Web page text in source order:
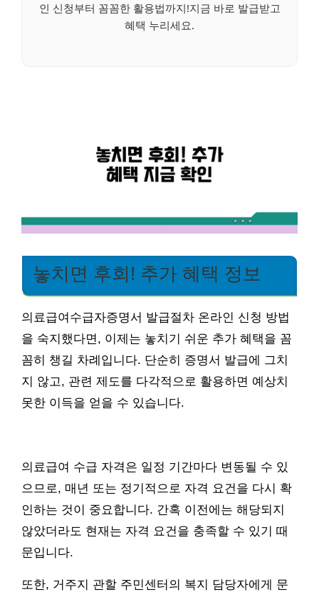
인 신청부터 꼼꼼한 활용법까지!지금 바로 발급받고
혜택 누리세요.
놓치면 후회! 추가 혜택 정보
의료급여수급자증명서 발급절차 온라인 신청 방법
을 숙지했다면, 이제는 놓치기 쉬운 추가 혜택을 꼼
꼼히 챙길 차례입니다. 단순히 증명서 발급에 그치
지 않고, 관련 제도를 다각적으로 활용하면 예상치
못한 이득을 얻을 수 있습니다.
의료급여 수급 자격은 일정 기간마다 변동될 수 있
으므로, 매년 또는 정기적으로 자격 요건을 다시 확
인하는 것이 중요합니다. 간혹 이전에는 해당되지
않았더라도 현재는 자격 요건을 충족할 수 있기 때
문입니다.
또한, 거주지 관할 주민센터의 복지 담당자에게 문